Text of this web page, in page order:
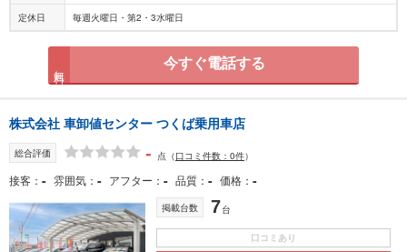
定休日 毎週火曜日・第2・3水曜日
今すぐ電話する
株式会社 車卸値センター つくば乗用車店
総合評価 - 点 （口コミ件数：0件）
接客 - 雰囲気 - アフター - 品質 - 価格 -
掲載台数 7台
口コミあり